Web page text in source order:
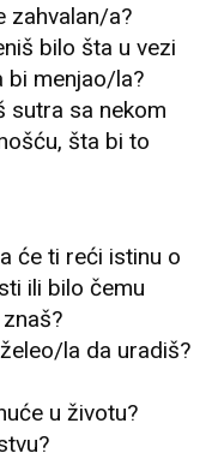
zahvalan/a?
bilo šta u vezi
bi menjao/la?
sutra sa nekom
šta bi to
će ti reći istinu o
ili bilo čemu
la da uradiš?
u životu?